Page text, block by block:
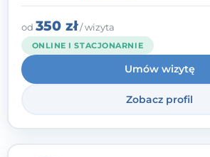
działalności Polskiego
Psychiatrycznego oraz
Towarzystwa
jestem członkiem
Wielkopolskiego
Systemowej.
od 350 zł/ wizyta
ONLINE I STACJONARNIE
Umów wizytę
Zobacz profil